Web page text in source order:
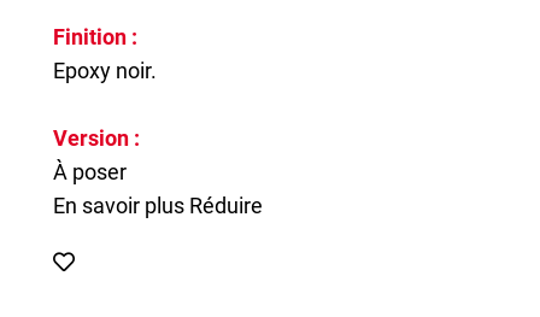
Finition :
Epoxy noir.
Version :
À poser
En savoir plus Réduire